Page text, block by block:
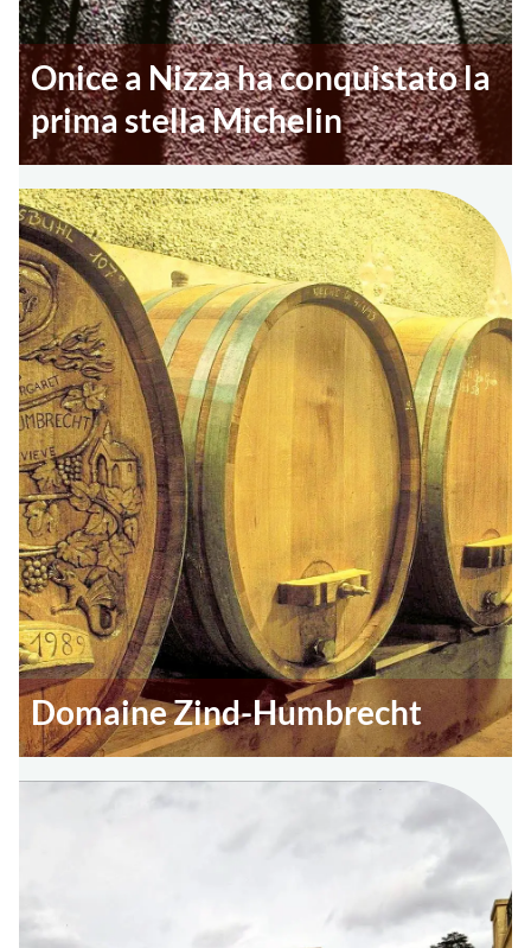
Onice a Nizza ha conquistato la
prima stella Michelin
Domaine Zind-Humbrecht